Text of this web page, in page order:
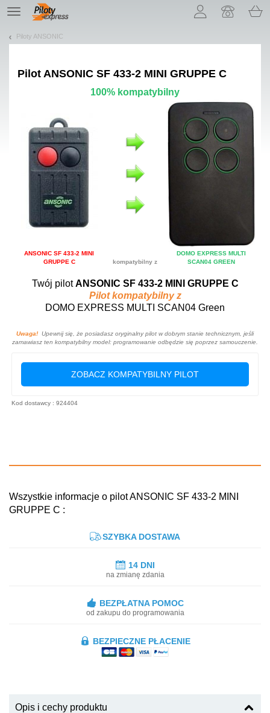
TE
navigation
Piloty ANSONIC
Pilot ANSONIC SF 433-2 MINI GRUPPE C
100% kompatybilny
ANSONIC SF 433-2 MINI
GRUPPE C
kompatybilny z
DOMO EXPRESS MULTI
SCAN04 GREEN
Twój pilotANSONIC SF 433-2 MINI GRUPPE C
Pilot kompatybilny z
DOMO EXPRESS MULTI SCAN04 Green
Uwaga! Upewnij się, że posiadasz oryginalny pilot w dobrym stanie technicznym, jeśli
zamawiasz ten kompatybilny model: programowanie odbędzie się poprzez samouczenie.
ZOBACZ KOMPATYBILNY PILOT
Kod dostawcy : 924404
Wszystkie informacje o pilot ANSONIC SF 433-2 MINI
GRUPPE C :
SZYBKA DOSTAWA
14 DNI
na zmianę zdania
BEZPŁATNA POMOC
od zakupu do programowania
BEZPIECZNE PŁACENIE
Opis i cechy produktu
Pozwól, że przedstawimy nasze ciasteczka!